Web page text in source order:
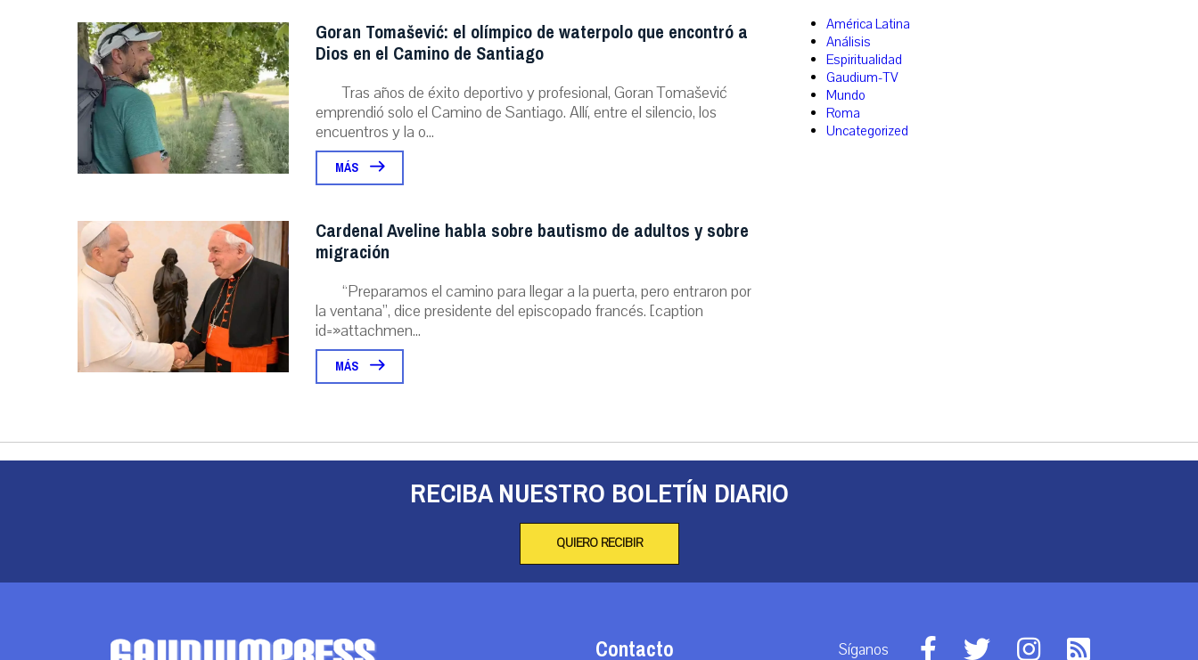
Goran Tomašević: el olímpico de waterpolo que encontró a
Dios en el Camino de Santiago
Tras años de éxito deportivo y profesional, Goran Tomašević
emprendió solo el Camino de Santiago. Allí, entre el silencio, los
encuentros y la o...
MÁS
Cardenal Aveline habla sobre bautismo de adultos y sobre
migración
“Preparamos el camino para llegar a la puerta, pero entraron por
la ventana”, dice presidente del episcopado francés. [caption
id=»attachmen...
MÁS
América Latina
Análisis
Espiritualidad
Gaudium-TV
Mundo
Roma
Uncategorized
RECIBA NUESTRO BOLETÍN DIARIO
QUIERO RECIBIR
Contacto Síganos